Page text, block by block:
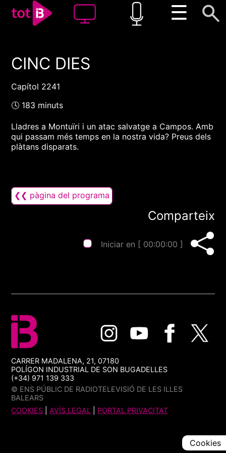
☰
00:00 00:00
CINC DIES
Capítol 2241
🕓 183 minuts
Lladres a Montuïri i un atac salvatge a Campos. Amb
qui passam més temps en la nostra vida? Preus dels
plàtans disparats.
❮❮ pàgina del programa
Comparteix
Iniciar en [ 00:00:00 ]
CARRER MADALENA, 21, 07180
POLÍGON INDUSTRIAL DE SON BUGADELLES
(+34) 971 139 333
© ENS PÚBLIC DE RADIOTELEVISIÓ DE LES ILLES
BALEARS
COOKIES |AVÍS LEGAL PORTAL PRIVACITAT
Cookies